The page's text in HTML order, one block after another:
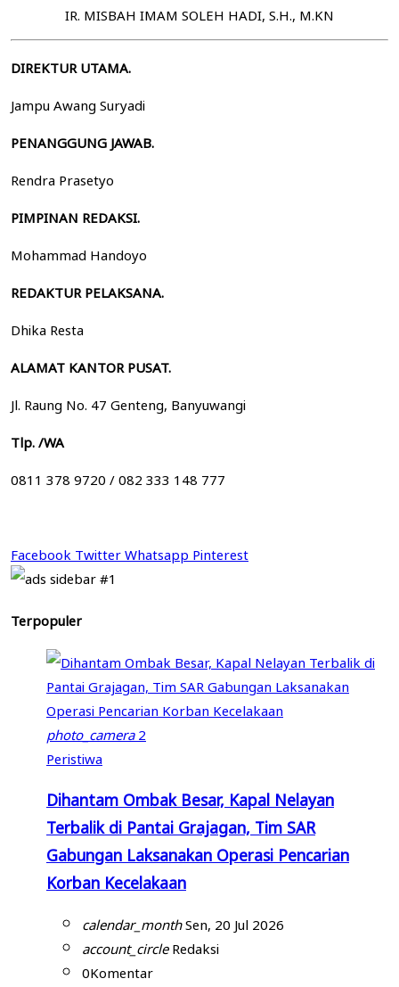
IR. MISBAH IMAM SOLEH HADI, S.H., M.KN
DIREKTUR UTAMA.
Jampu Awang Suryadi
PENANGGUNG JAWAB.
Rendra Prasetyo
PIMPINAN REDAKSI.
Mohammad Handoyo
REDAKTUR PELAKSANA.
Dhika Resta
ALAMAT KANTOR PUSAT.
Jl. Raung No. 47 Genteng, Banyuwangi
Tlp. /WA
0811 378 9720 / 082 333 148 777
FacebookTwitterWhatsapp Pinterest
Terpopuler
photo_camera2
Peristiwa
Dihantam Ombak Besar, Kapal Nelayan
Terbalik di Pantai Grajagan, Tim SAR
Gabungan Laksanakan Operasi Pencarian
Korban Kecelakaan
calendar_monthSen, 20 Jul 2026
account_circleRedaksi
0Komentar